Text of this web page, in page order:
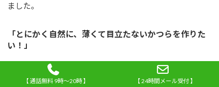
ました。
「とにかく自然に、薄くて目立たないかつらを作りた
い！」
年齢相応に毛量の少ないカツラを希望されましたので、毛
量が少なくなるように植毛して作製しました。また、スト
【 通話無料 9時～20時 】 【 24時間メール受付 】